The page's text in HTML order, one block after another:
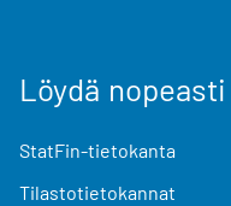
Löydä nopeasti
StatFin-tietokanta
Tilastotietokannat